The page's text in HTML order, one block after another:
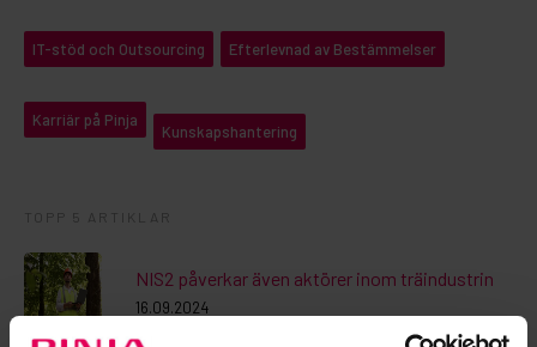
IT-stöd och Outsourcing Efterlevnad av Bestämmelser
Karriär på Pinja
Kunskapshantering
TOPP 5 ARTIKLAR
NIS2 påverkar även aktörer inom träindustrin
16.09.2024